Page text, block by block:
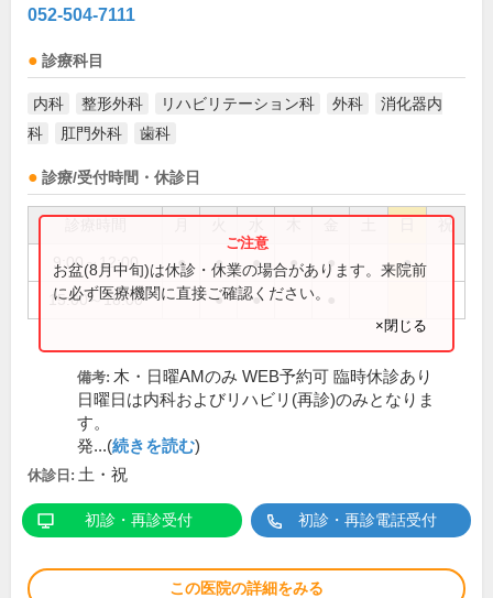
052-504-7111
診療科目
内科 整形外科 リハビリテーション科 外科
消化器内
科
肛門外科 歯科
診療/受付時間・休診日
祝
9:00～12:00 ● ● ● ● ● ●
15:00～18:00 ● ●
お盆(8月中旬)は休診・休業の場合があります。来院前
に必ず医療機関に直接ご確認ください。
×閉じる
備考: 木・日曜AMのみ WEB予約可 臨時休診あり
日曜日は内科およびリハビリ(再診)のみとなりま
す。
発...(続きを読む)
休診日: 土・祝
初診・再診受付 初診・再診電話受付
この医院の詳細をみる